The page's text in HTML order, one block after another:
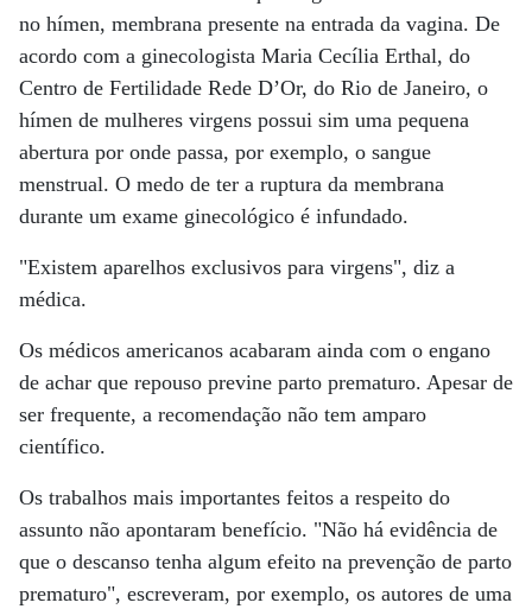
no hímen, membrana presente na entrada da vagina. De
acordo com a ginecologista Maria Cecília Erthal, do
Centro de Fertilidade Rede D’Or, do Rio de Janeiro, o
hímen de mulheres virgens possui sim uma pequena
abertura por onde passa, por exemplo, o sangue
menstrual. O medo de ter a ruptura da membrana
durante um exame ginecológico é infundado.
"Existem aparelhos exclusivos para virgens", diz a
médica.
Os médicos americanos acabaram ainda com o engano
de achar que repouso previne parto prematuro. Apesar de
ser frequente, a recomendação não tem amparo
científico.
Os trabalhos mais importantes feitos a respeito do
assunto não apontaram benefício. "Não há evidência de
que o descanso tenha algum efeito na prevenção de parto
prematuro", escreveram, por exemplo, os autores de uma